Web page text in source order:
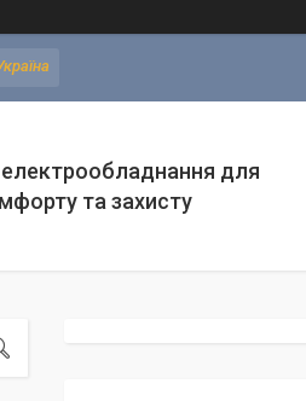
електрообладнання для
та захисту